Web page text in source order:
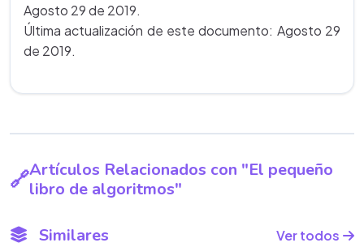
Agosto 29 de 2019.
Última actualización de este documento: Agosto 29
de 2019.
Artículos Relacionados con "El pequeño
libro de algoritmos"
Similares Ver todos